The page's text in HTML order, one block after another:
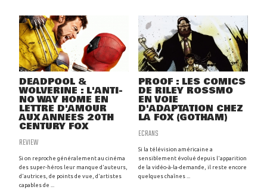
DEADPOOL &
WOLVERINE : L'ANTI-
NO WAY HOME EN
LETTRE D'AMOUR
AUX ANNÉES 20TH
CENTURY FOX
REVIEW
Si on reproche généralement au cinéma
des super-héros leur manque d'auteurs,
d'autrices, de points de vue, d'artistes
capables de ...
PROOF : LES COMICS
DE RILEY ROSSMO
EN VOIE
D'ADAPTATION CHEZ
LA FOX (GOTHAM)
ECRANS
Si la télévision américaine a
sensiblement évolué depuis l'apparition
de la vidéo-à-la-demande, il reste encore
quelques chaînes ...